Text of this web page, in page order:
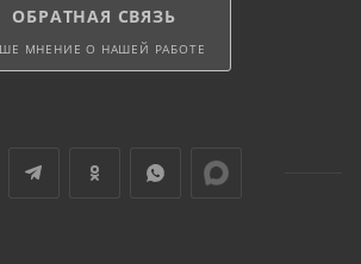
ОБРАТНАЯ СВЯЗЬ
МНЕНИЕ О НАШЕЙ РАБОТЕ